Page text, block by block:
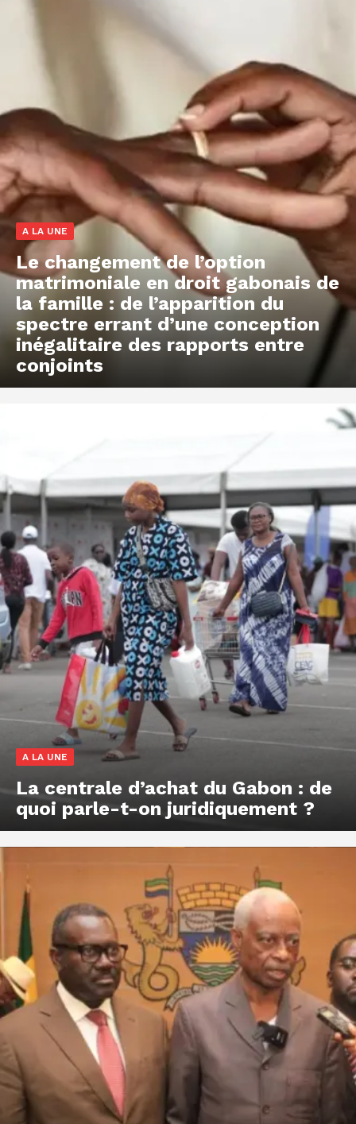
A LA UNE
Le changement de l’option
matrimoniale en droit gabonais de
la famille : de l’apparition du
spectre errant d’une conception
inégalitaire des rapports entre
conjoints
A LA UNE
La centrale d’achat du Gabon : de
quoi parle-t-on juridiquement ?